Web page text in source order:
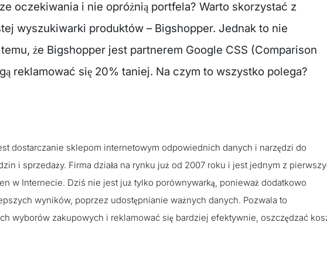
oczekiwania i nie opróżnią portfela? Warto skorzystać z
wyszukiwarki produktów – Bigshopper. Jednak to nie
że Bigshopper jest partnerem Google CSS (Comparison
reklamować się 20% taniej. Na czym to wszystko polega?
dostarczanie sklepom internetowym odpowiednich danych i narzędzi do
i sprzedaży. Firma działa na rynku już od 2007 roku i jest jednym z
w Internecie. Dziś nie jest już tylko porównywarką, ponieważ dodatkowo
wyników, poprzez udostępnianie ważnych danych. Pozwala to
wyborów zakupowych i reklamować się bardziej efektywnie, oszczędzać